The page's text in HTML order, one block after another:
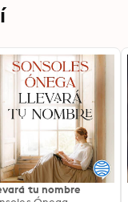
tu nombre